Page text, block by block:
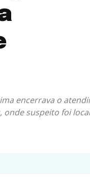
encerrava o
onde suspeito foi